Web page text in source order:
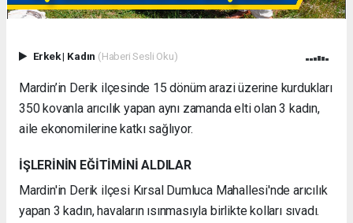
Erkek| Kadın (Haberi Sesli Oku)
Mardin’in Derik ilçesinde 15 dönüm arazi üzerine kurdukları
350 kovanla arıcılık yapan aynı zamanda elti olan 3 kadın,
aile ekonomilerine katkı sağlıyor.
İŞLERİNİN EĞİTİMİNİ ALDILAR
Mardin'in Derik ilçesi Kırsal Dumluca Mahallesi'nde arıcılık
yapan 3 kadın, havaların ısınmasıyla birlikte kolları sıvadı.